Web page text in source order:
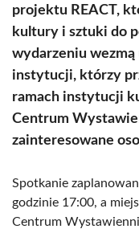
projektu REACT,
kultury i sztuki do
wydarzeniu wezmą
instytucji, którzy
ramach instytucji
Centrum
zainteresowane
Spotkanie
godzinie 17:00, a
Centrum